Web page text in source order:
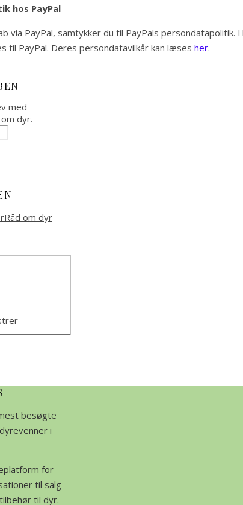
hos PayPal
via PayPal, samtykker du til PayPals persondatapolitik.
til PayPal. Deres persondatavilkår kan læses her.
med
dyr.
besøgte
i
for
til salg
til dyr.